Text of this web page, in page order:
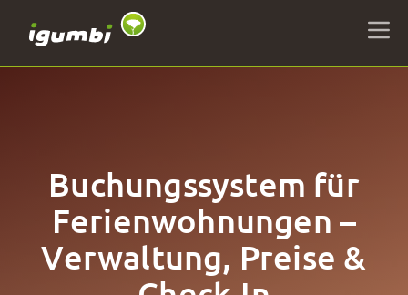
Buchungssystem für
Ferienwohnungen –
Verwaltung, Preise &